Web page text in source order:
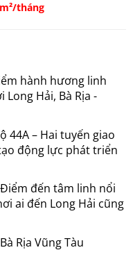
tháng
hành hương linh
Hải, Bà Rịa -
44A – Hai tuyến giao
động lực phát triển
đến tâm linh nổi
ai đến Long Hải cũng
Rịa Vũng Tàu